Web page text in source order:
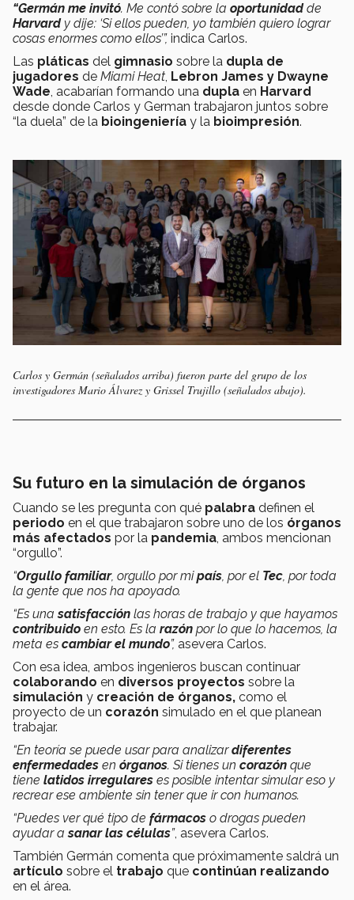
“Germán me invitó. Me contó sobre la oportunidadde
Harvard y dije: ‘Si ellos pueden, yo también quiero lograr
cosas enormes como ellos’”, indica Carlos.
Las pláticas del gimnasio sobre la dupla de
jugadores de Miami Heat, Lebron James y Dwayne
Wade, acabarían formando una dupla en Harvard
desde donde Carlos y German trabajaron juntos sobre
“la duela” de la bioingeniería y la bioimpresión.
Carlos y Germán (señalados arriba) fueron parte del grupo de los
investigadores Mario Álvarez y Grissel Trujillo (señalados abajo).
Su futuro en la simulación de órganos
Cuando se les pregunta con qué palabra definen el
periodo en el que trabajaron sobre uno de los órganos
más afectados por la pandemia, ambos mencionan
“orgullo”.
“Orgullo familiar, orgullo por mipaís, por el Tec, por toda
la gente que nos ha apoyado.
“Es unasatisfacción las horas de trabajo y que hayamos
contribuido en esto. Es la razón por lo que lo hacemos, la
meta es cambiar el mundo”, asevera Carlos.
Con esa idea, ambos ingenieros buscan continuar
colaborando en diversos proyectos sobre la
simulación y creación de órganos, como el
proyecto de un corazón simulado en el que planean
trabajar.
“En teoría se puede usar para analizardiferentes
enfermedades en órganos. Si tienes un corazón que
tiene latidos irregulares es posible intentar simular eso y
recrear ese ambiente sin tener que ir con humanos.
“Puedes ver qué tipo de fármacos o drogas pueden
ayudar asanar las células”, asevera Carlos.
También Germán comenta que próximamente saldrá un
artículo sobre el trabajo que continúan realizando
en el área.